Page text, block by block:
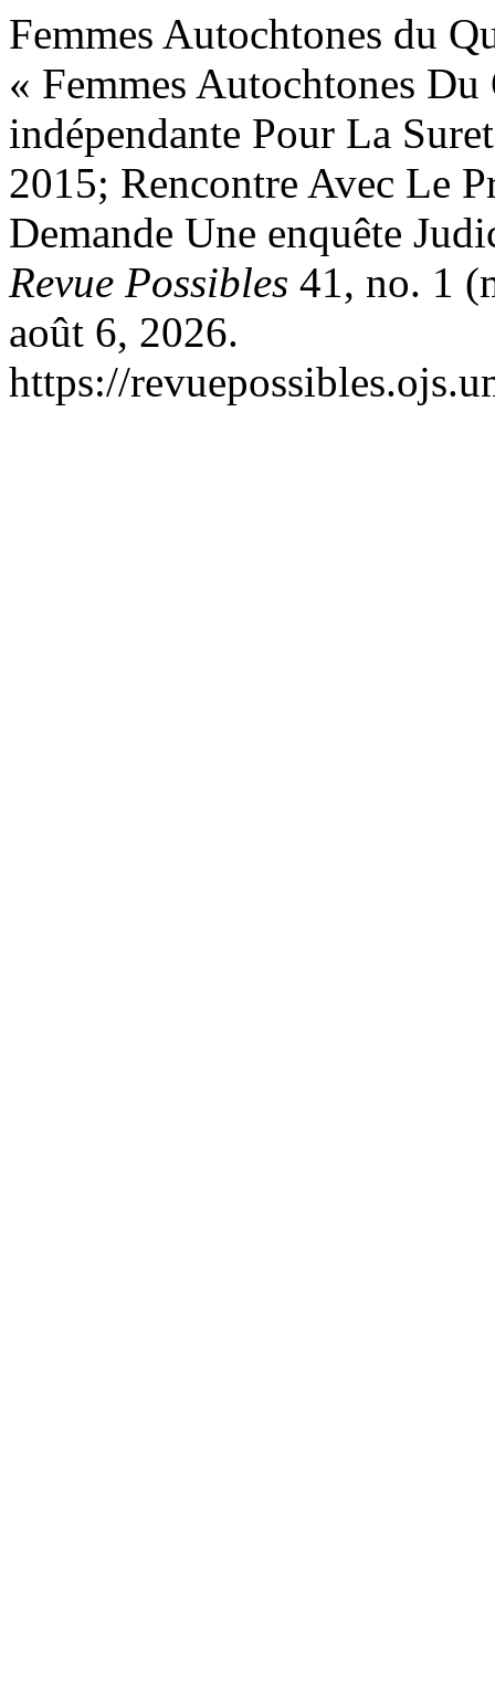
Femmes Autochtones du
« Femmes Autochtones
indépendante Pour La
2015; Rencontre Avec Le
Demande Une enquête
Revue Possibles 41, no. 1
août 6, 2026.
https://